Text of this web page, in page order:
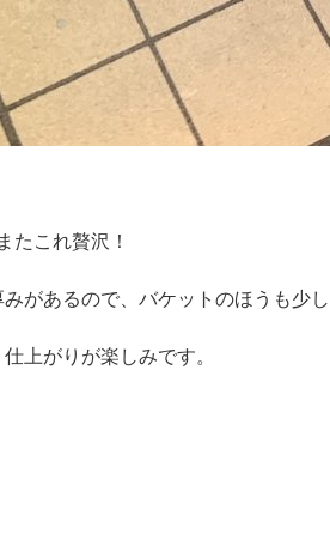
たこれ贅沢！
があるので、バケットのほうも少
上がりが楽しみです。